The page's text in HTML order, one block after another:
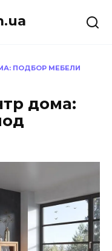
ПОДБОР МЕБЕЛИ
дома: